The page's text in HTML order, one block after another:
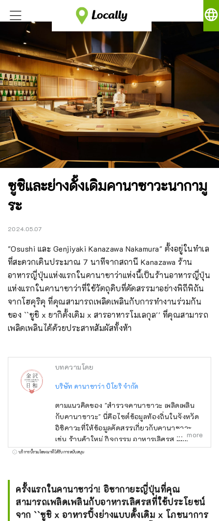
language
ซูชิและย่างดั้งเดิมคานาซาวะนากามู
ระ
2024.05.07
"Osushi และ Genjiyaki Kanazawa Nakamura" ตั้งอยู่ในทำเล
ที่สะดวกเดินประมาณ 7 นาทีจากสถานี Kanazawa ร้าน
อาหารญี่ปุ่นแห่งแรกในคานาซาว่าแห่งนี้เป็นร้านอาหารญี่ปุ่น
แห่งแรกในคานาซาว่าที่ใช้วัตถุดิบที่คัดสรรมาอย่างพิถีพิถัน
จากโฮคุริคุ ที่คุณสามารถเพลิดเพลินกับการทำงานร่วมกัน
ของ ``ซูชิ x ยากิดั้งเดิม x สารอาหารโมเลกุล'' ที่คุณสามารถ
เพลิดเพลินได้ด้วยประสาทสัมผัสทั้งห้า
บทความโดย
บริษัท คานาซาว่า บิโยริ จำกัด
ตามแนวคิดของ "สำรวจคานาซาวะ เพลิดเพลิน
กับคานาซาวะ" นี่คือไซต์ข้อมูลท้องถิ่นในจังหวัด
อิชิคาวะที่ให้ข้อมูลคัดสรรเกี่ยวกับคานาซาวะ
เช่น ร้านค้าใหม่ กิจกรรม อาหารเลิศรส และ
สถานที่ท่องเที่ยว นอกจากสื่อในประเทศ เช่น
ไทย และเวียดนาม เพื่อถ่ายทอดเสน่ห์ของจังหวัด
อิชิคาวะอย่างกว้างขวาง
more
บริการนี้รวมโฆษณาที่ได้รับการสนับสนุน
ครั้งแรกในคานาซาว่า! อิซากายะญี่ปุ่นที่คุณ
สามารถเพลิดเพลินกับอาหารเลิศรสที่ใช้ประโยชน์
จาก ``ซูชิ x อาหารปิ้งย่างแบบดั้งเดิม x โภชนาการ